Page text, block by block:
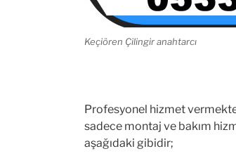
Keçiören Çilingir anahtarcı
Profesyonel hizmet
sadece montaj ve bakım
aşağıdaki gibidir;